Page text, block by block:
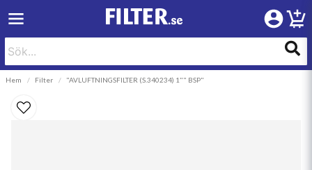
Hem Filter "AVLUFTNINGSFILTER (S.340234) 1"" BSP"